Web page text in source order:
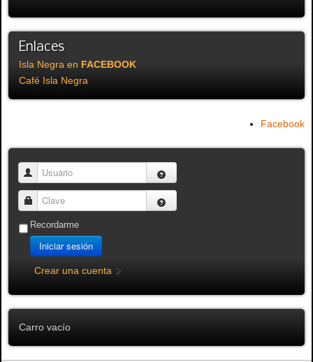
Enlaces
Isla Negra en FACEBOOK
Café Isla Negra
Facebook
Usuario
Clave
Recordarme
Iniciar sesión
Crear una cuenta
Carro vacío